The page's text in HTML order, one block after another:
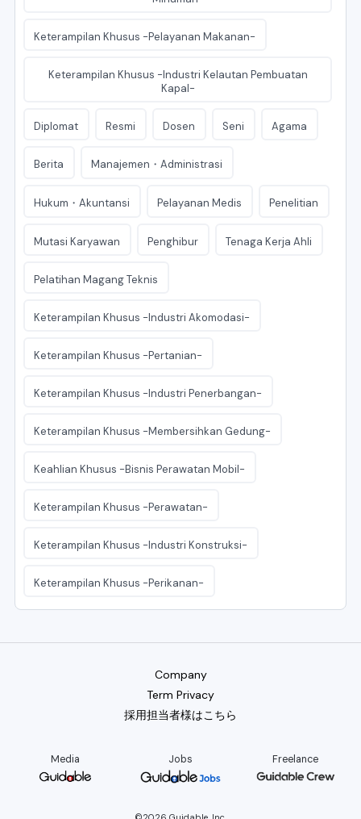
Keterampilan Khusus -Pelayanan Makanan-
Keterampilan Khusus -Industri Kelautan Pembuatan
Kapal-
Diplomat Resmi Dosen Seni Agama
Berita Manajemen・Administrasi
Hukum・Akuntansi Pelayanan Medis Penelitian
Mutasi Karyawan Penghibur Tenaga Kerja Ahli
Pelatihan Magang Teknis
Keterampilan Khusus -Industri Akomodasi-
Keterampilan Khusus -Pertanian-
Keterampilan Khusus -Industri Penerbangan-
Keterampilan Khusus -Membersihkan Gedung-
Keahlian Khusus -Bisnis Perawatan Mobil-
Keterampilan Khusus -Perawatan-
Keterampilan Khusus -Industri Konstruksi-
Keterampilan Khusus -Perikanan-
Company
Term Privacy
採用担当者様はこちら
Media Jobs Freelance